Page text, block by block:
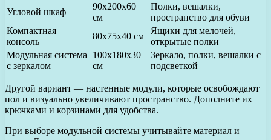
Угловой шкаф
90x200x60
см
Полки, вешалки,
пространство для обуви
Компактная
консоль
80x75x40 см
Ящики для мелочей,
открытые полки
Модульная система
с зеркалом
100x180x30
см
Зеркало, полки, вешалки с
подсветкой
Другой вариант — настенные модули, которые освобождают
пол и визуально увеличивают пространство. Дополните их
крючками и корзинами для удобства.
При выборе модульной системы учитывайте материал и